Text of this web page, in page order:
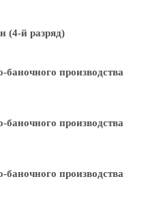
(4-й разряд)
производства
производства
производства